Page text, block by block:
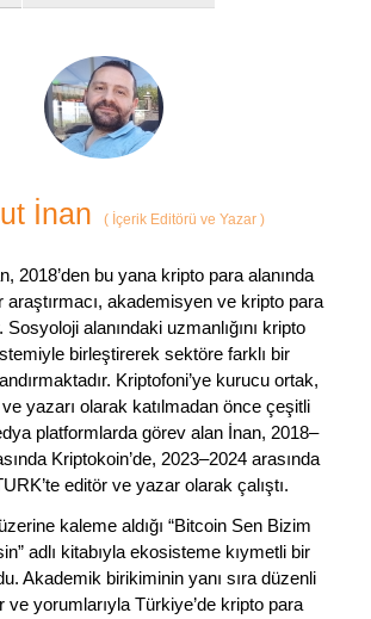
İnan ( İçerik Editörü ve Yazar )
2018’den bu yana kripto para alanında
araştırmacı, akademisyen ve kripto para
alanındaki uzmanlığını kripto
birleştirerek sektöre farklı bir
Kriptofoni’ye kurucu ortak,
yazarı olarak katılmadan önce çeşitli
platformlarda görev alan İnan, 2018–
Kriptokoin’de, 2023–2024 arasında
editör ve yazar olarak çalıştı.
kaleme aldığı “Bitcoin Sen Bizim
adlı kitabıyla ekosisteme kıymetli bir
Akademik birikiminin yanı sıra düzenli
ve yorumlarıyla Türkiye’de kripto para